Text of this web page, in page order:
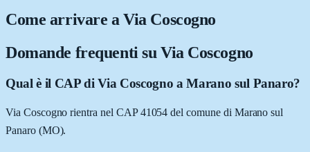
Come arrivare aVia Coscogno
Domande frequenti su Via Coscogno
Qual è il CAP di Via Coscogno a Marano sul Panaro?
Via Coscogno rientra nel CAP 41054 del comune di Marano sul
Panaro (MO).